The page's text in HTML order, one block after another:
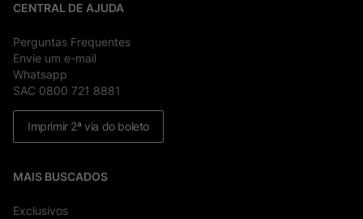
CENTRAL DE AJUDA
Perguntas Frequentes
Envie um e-mail
Whatsapp
SAC 0800 721 8881
Imprimir 2ª via do boleto
MAIS BUSCADOS
Exclusivos